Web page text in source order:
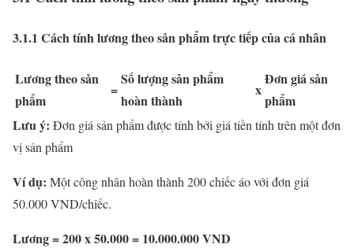
3.1.1 Cách tính lương theo sản phẩm trực tiếp của cá nhân
Lương theo sản
phẩm
=
Số lượng sản phẩm
hoàn thành
x
Đơn giá sản
phẩm
Lưu ý: Đơn giá sản phẩm được tính bởi giá tiền tính trên một đơn
vị sản phẩm
Ví dụ: Một công nhân hoàn thành 200 chiếc áo với đơn giá
50.000 VND/chiếc.
Lương = 200 x 50.000 = 10.000.000 VND